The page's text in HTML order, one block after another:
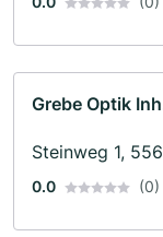
Grebe Optik
Steinweg 1,
0.0 (0)